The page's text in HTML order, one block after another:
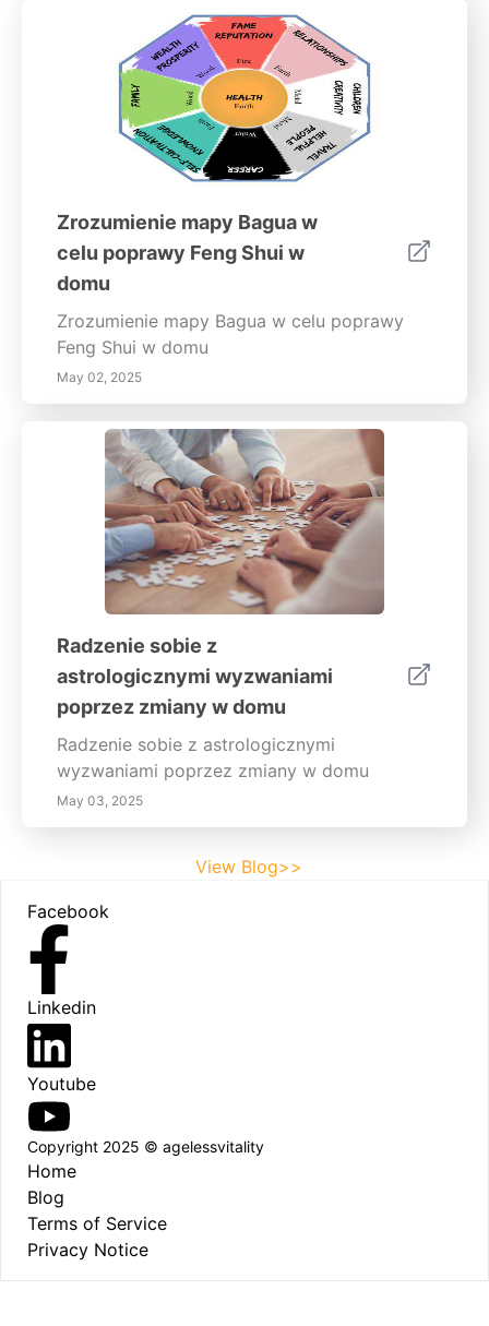
Zrozumienie mapy Bagua w
celu poprawy Feng Shui w
domu
Zrozumienie mapy Bagua w celu poprawy
Feng Shui w domu
May 02, 2025
Radzenie sobie z
astrologicznymi wyzwaniami
poprzez zmiany w domu
Radzenie sobie z astrologicznymi
wyzwaniami poprzez zmiany w domu
May 03, 2025
View Blog>>
Facebook
Linkedin
Youtube
Copyright 2025 © agelessvitality
Home
Blog
Terms of Service
Privacy Notice